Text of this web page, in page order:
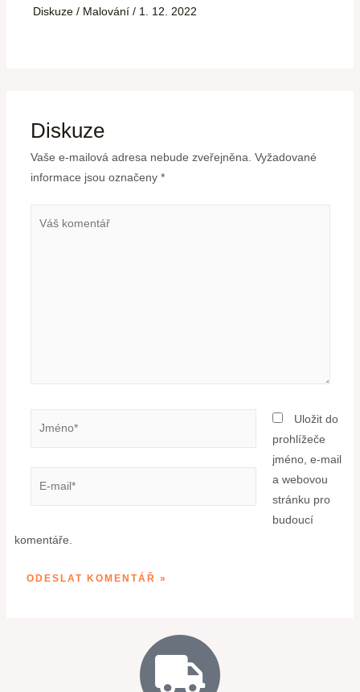
Diskuze / Malování / 1. 12. 2022
Diskuze
Vaše e-mailová adresa nebude zveřejněna. Vyžadované
informace jsou označeny *
Uložit do
prohlížeče
jméno, e-mail
a webovou
stránku pro
budoucí
komentáře.